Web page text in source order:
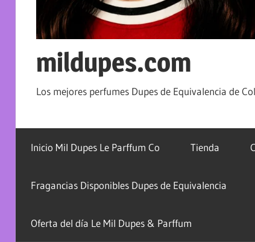
mildupes.com
Los mejores perfumes Dupes de Equivalencia de
Inicio Mil Dupes Le Parffum Co Tienda
Fragancias Disponibles Dupes de Equivalencia
Oferta del día Le Mil Dupes & Parffum